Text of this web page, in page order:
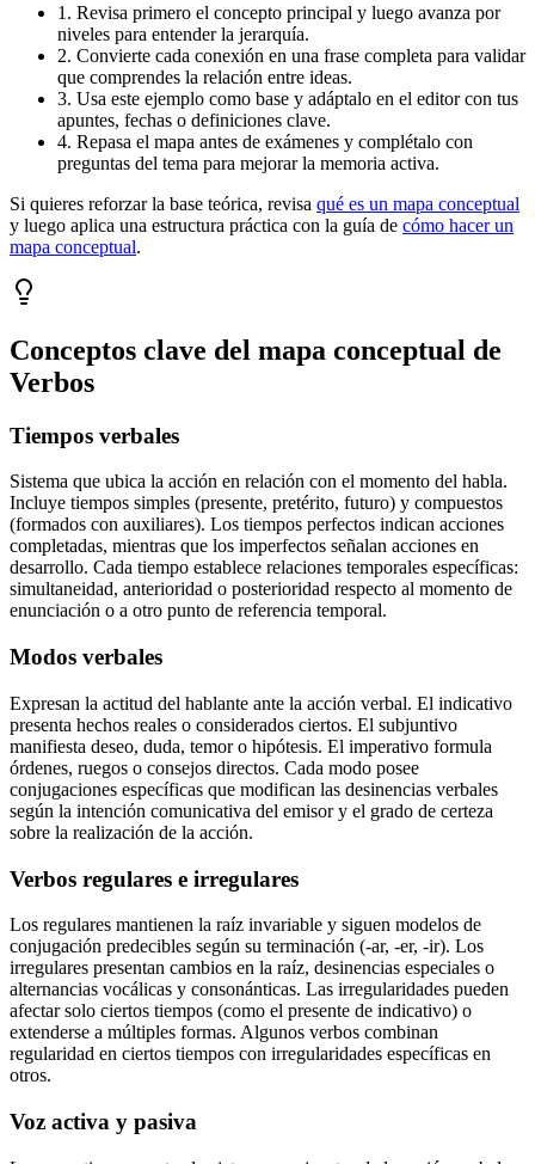
1. Revisa primero el concepto principal y luego avanza por
niveles para entender la jerarquía.
2. Convierte cada conexión en una frase completa para validar
que comprendes la relación entre ideas.
3. Usa este ejemplo como base y adáptalo en el editor con tus
apuntes, fechas o definiciones clave.
4. Repasa el mapa antes de exámenes y complétalo con
preguntas del tema para mejorar la memoria activa.
Si quieres reforzar la base teórica, revisa qué es un mapa conceptual
y luego aplica una estructura práctica con la guía de cómo hacer un
mapa conceptual.
Conceptos clave del mapa conceptual de
Verbos
Tiempos verbales
Sistema que ubica la acción en relación con el momento del habla.
Incluye tiempos simples (presente, pretérito, futuro) y compuestos
(formados con auxiliares). Los tiempos perfectos indican acciones
completadas, mientras que los imperfectos señalan acciones en
desarrollo. Cada tiempo establece relaciones temporales específicas:
simultaneidad, anterioridad o posterioridad respecto al momento de
enunciación o a otro punto de referencia temporal.
Modos verbales
Expresan la actitud del hablante ante la acción verbal. El indicativo
presenta hechos reales o considerados ciertos. El subjuntivo
manifiesta deseo, duda, temor o hipótesis. El imperativo formula
órdenes, ruegos o consejos directos. Cada modo posee
conjugaciones específicas que modifican las desinencias verbales
según la intención comunicativa del emisor y el grado de certeza
sobre la realización de la acción.
Verbos regulares e irregulares
Los regulares mantienen la raíz invariable y siguen modelos de
conjugación predecibles según su terminación (-ar, -er, -ir). Los
irregulares presentan cambios en la raíz, desinencias especiales o
alternancias vocálicas y consonánticas. Las irregularidades pueden
afectar solo ciertos tiempos (como el presente de indicativo) o
extenderse a múltiples formas. Algunos verbos combinan
regularidad en ciertos tiempos con irregularidades específicas en
otros.
Voz activa y pasiva